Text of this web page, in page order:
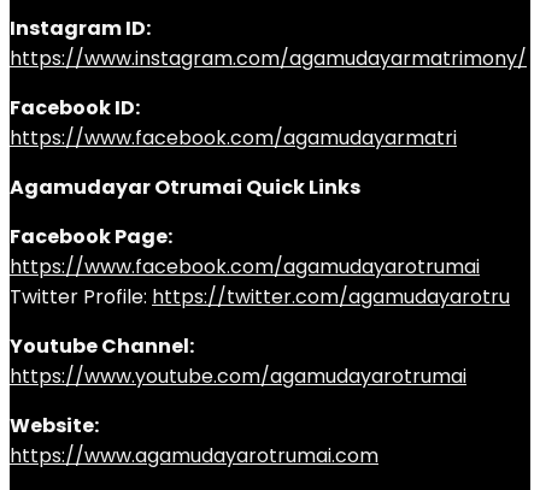
Instagram ID:
https://www.instagram.com/agamudayarmatrimony/
Facebook ID:
https://www.facebook.com/agamudayarmatri
Agamudayar Otrumai Quick Links
Facebook Page:
https://www.facebook.com/agamudayarotrumai
Twitter Profile: https://twitter.com/agamudayarotru
Youtube Channel:
https://www.youtube.com/agamudayarotrumai
Website:
https://www.agamudayarotrumai.com